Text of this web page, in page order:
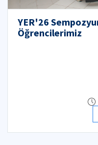
YER'26
Öğrencilerimiz